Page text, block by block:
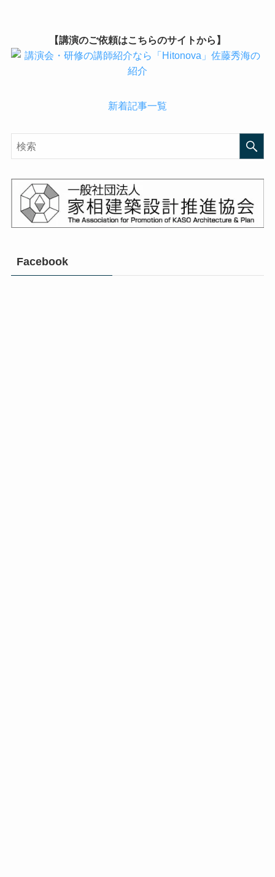
【講演のご依頼はこちらのサイトから】
新着記事一覧
Facebook